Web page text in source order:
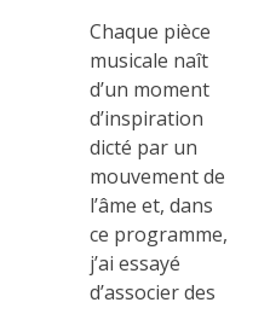
Chaque pièce
musicale naît
d’un moment
d’inspiration
dicté par un
mouvement de
l’âme et, dans
ce programme,
j’ai essayé
d’associer des